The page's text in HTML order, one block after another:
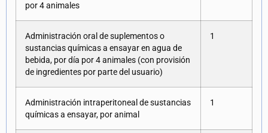
por 4 animales
Administración oral de suplementos o
sustancias químicas a ensayar en agua de
bebida, por día por 4 animales (con provisión
de ingredientes por parte del usuario)
1
Administración intraperitoneal de sustancias
químicas a ensayar, por animal
1